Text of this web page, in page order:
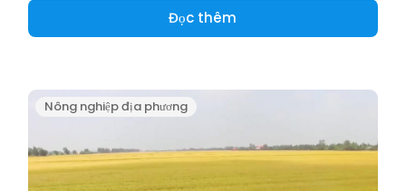
Đọc thêm
Nông nghiệp địa phương